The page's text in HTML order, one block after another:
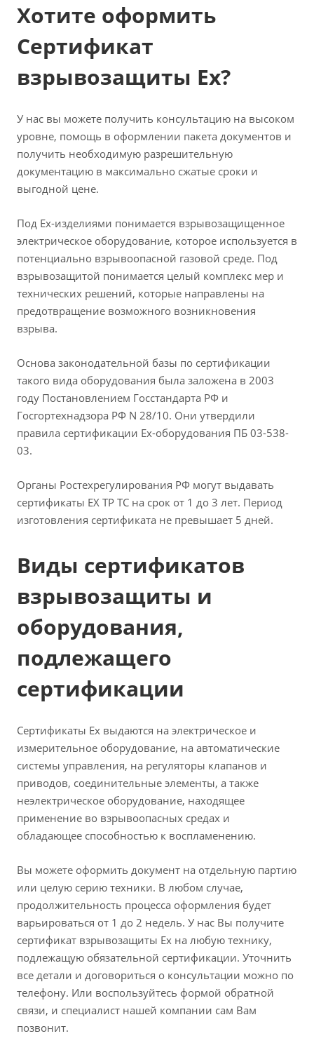
Хотите оформить
Сертификат
взрывозащиты Ex?
У нас вы можете получить консультацию на высоком
уровне, помощь в оформлении пакета документов и
получить необходимую разрешительную
документацию в максимально сжатые сроки и
выгодной цене.
Под Ex-изделиями понимается взрывозащищенное
электрическое оборудование, которое используется в
потенциально взрывоопасной газовой среде. Под
взрывозащитой понимается целый комплекс мер и
технических решений, которые направлены на
предотвращение возможного возникновения
взрыва.
Основа законодательной базы по сертификации
такого вида оборудования была заложена в 2003
году Постановлением Госстандарта РФ и
Госгортехнадзора РФ N 28/10. Они утвердили
правила сертификации Ex-оборудования ПБ 03-538-
03.
Органы Ростехрегулирования РФ могут выдавать
сертификаты EX ТР ТС на срок от 1 до 3 лет. Период
изготовления сертификата не превышает 5 дней.
Виды сертификатов
взрывозащиты и
оборудования,
подлежащего
сертификации
Сертификаты Ex выдаются на электрическое и
измерительное оборудование, на автоматические
системы управления, на регуляторы клапанов и
приводов, соединительные элементы, а также
неэлектрическое оборудование, находящее
применение во взрывоопасных средах и
обладающее способностью к воспламенению.
Вы можете оформить документ на отдельную партию
или целую серию техники. В любом случае,
продолжительность процесса оформления будет
варьироваться от 1 до 2 недель. У нас Вы получите
сертификат взрывозащиты Ex на любую технику,
подлежащую обязательной сертификации. Уточнить
все детали и договориться о консультации можно по
телефону. Или воспользуйтесь формой обратной
связи, и специалист нашей компании сам Вам
позвонит.